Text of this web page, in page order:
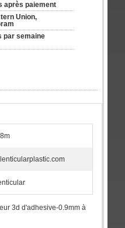
après paiement
Union,
par semaine
3d d'adhesive-0.9mm à